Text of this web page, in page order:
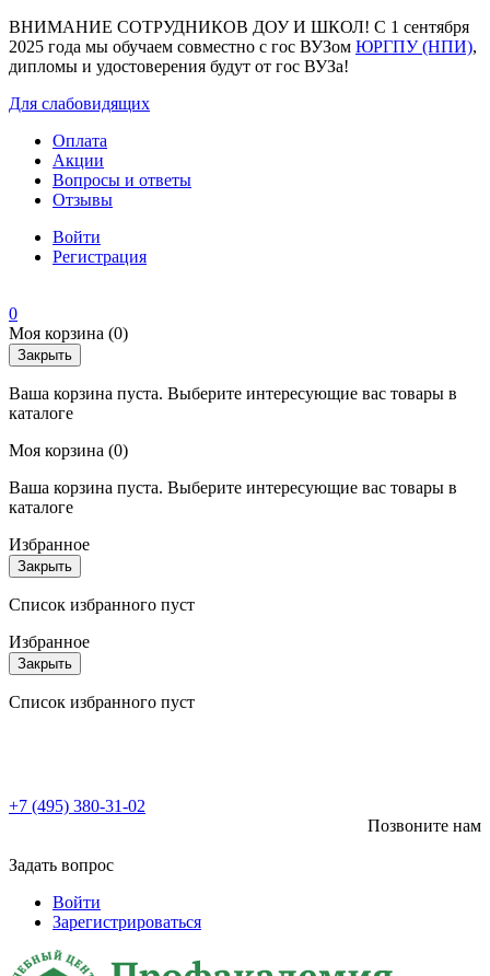
ВНИМАНИЕ СОТРУДНИКОВ ДОУ И ШКОЛ! С 1 сентября
2025 года мы обучаем совместно с гос ВУЗом ЮРГПУ (НПИ),
дипломы и удостоверения будут от гос ВУЗа!
Для слабовидящих
Оплата
Акции
Вопросы и ответы
Отзывы
Войти
Регистрация
0
Моя корзина (0)
Закрыть
Ваша корзина пуста. Выберите интересующие вас товары в
каталоге
Моя корзина (0)
Ваша корзина пуста. Выберите интересующие вас товары в
каталоге
Избранное
Закрыть
Список избранного пуст
Избранное
Закрыть
Список избранного пуст
+7 (495) 380-31-02
Позвоните нам
Задать вопрос
Войти
Зарегистрироваться